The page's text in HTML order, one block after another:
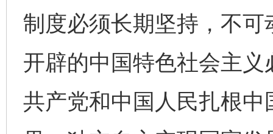
制度必须长期坚持，不
开辟的中国特色社会主
共产党和中国人民扎根